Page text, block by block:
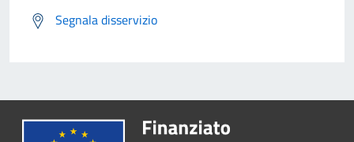
Segnala disservizio